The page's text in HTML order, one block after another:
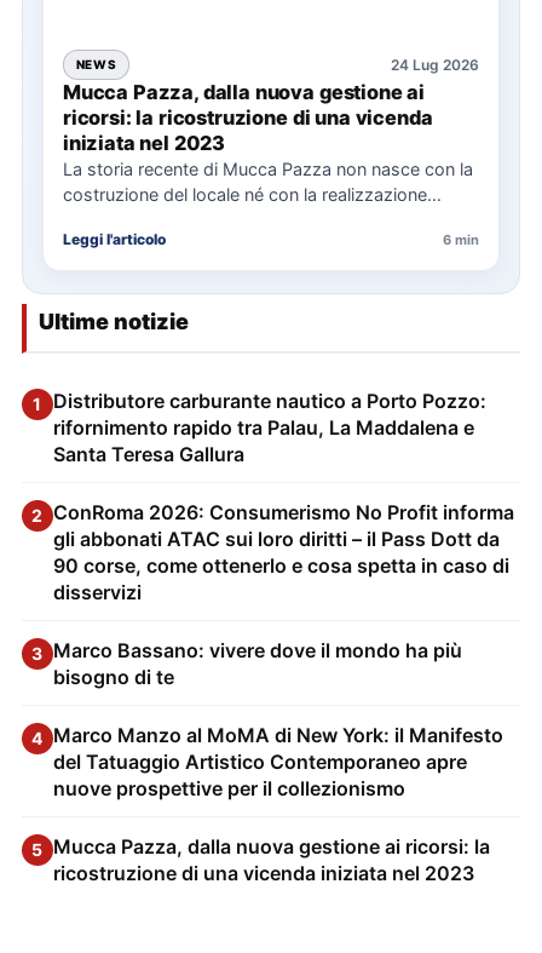
NEWS 24 Lug 2026
Mucca Pazza, dalla nuova gestione ai
ricorsi: la ricostruzione di una vicenda
iniziata nel 2023
La storia recente di Mucca Pazza non nasce con la
costruzione del locale né con la realizzazione
Leggi l'articolo 6 min
Ultime notizie
1
Distributore carburante nautico a Porto Pozzo:
rifornimento rapido tra Palau, La Maddalena e
Santa Teresa Gallura
2 ConRoma 2026: Consumerismo No Profit informa
gli abbonati ATAC sui loro diritti – il Pass Dott da
90 corse, come ottenerlo e cosa spetta in caso di
disservizi
3 Marco Bassano: vivere dove il mondo ha più
bisogno di te
4 Marco Manzo al MoMA di New York: il Manifesto
del Tatuaggio Artistico Contemporaneo apre
nuove prospettive per il collezionismo
5 Mucca Pazza, dalla nuova gestione ai ricorsi: la
ricostruzione di una vicenda iniziata nel 2023